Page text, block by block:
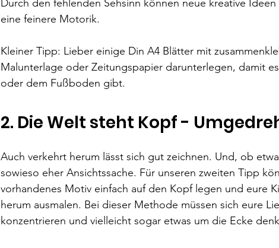
Durch den fehlenden Sehsinn können neue kreative
eine feinere Motorik.
Kleiner Tipp: Lieber einige Din A4 Blätter mit
Malunterlage oder Zeitungspapier darunterlegen, damit
oder dem Fußboden gibt.
2. Die Welt steht Kopf -
Auch verkehrt herum lässt sich gut zeichnen. Und, ob
sowieso eher Ansichtssache. Für unseren zweiten Tipp
vorhandenes Motiv einfach auf den Kopf legen und eure
herum ausmalen. Bei dieser Methode müssen sich eure
konzentrieren und vielleicht sogar etwas um die Ecke